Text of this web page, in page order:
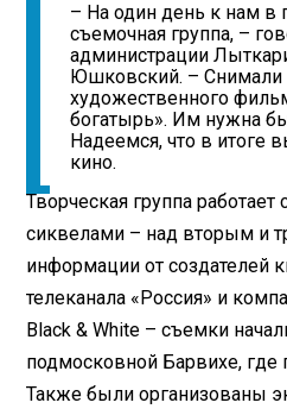
– На один день к нам в
съемочная группа, –
администрации
Юшковский. –
художественного
богатырь». Им нужна
Надеемся, что в итоге
кино.
Творческая группа работает
сиквелами – над вторым и
информации от создателей
телеканала «Россия» и
Black & White – съемки
подмосковной Барвихе, где
Также были организованы